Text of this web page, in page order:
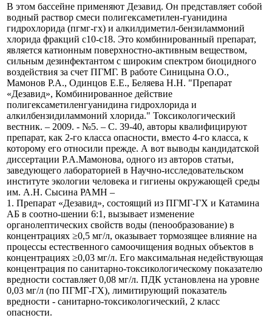
В этом бассейне применяют Дезавид. Он представляет собой
водный раствор смеси полигексаметилен-гуанидина
гидрохлорида (пгмг-гх) и алкилдиметил-бензиламмоний
хлорида фракций с10-с18. Это комбинированный препарат,
является катионным поверхностно-активным веществом,
сильным дезинфектантом с широким спектром биоцидного
воздействия за счет ПГМГ. В работе Синицына О.О.,
Мамонов Р.А., Одинцов Е.Е., Беляева Н.Н. "Препарат
«Дезавид», Комбинированное действие
полигексаметиленгуанидина гидрохлорида и
алкилбензидиламмоний хлорида." Токсикологический
вестник. – 2009. - №5. – С. 39-40, авторы квалифицируют
препарат, как 2-го класса опасности, вместо 4-го класса, к
которому его относили прежде. А вот выводы кандидатской
диссертации Р.А.Мамонова, одного из авторов статьи,
заведующего лабораторией в Научно-исследовательском
институте экологии человека и гигиены окружающей среды
им. А.Н. Сысина РАМН –
1. Препарат «Дезавид», состоящий из ПГМГ-ГХ и Катамина
АБ в соотно-шении 6:1, вызывает изменение
органолептических свойств воды (пенообразование) в
концентрациях ≥0,5 мг/л, оказывает тормозящее влияние на
процессы естественного самоочищения водных объектов в
концентрациях ≥0,03 мг/л. Его максимальная недействующая
концентрация по санитарно-токсикологическому показателю
вредности составляет 0,08 мг/л. ПДК установлена на уровне
0,03 мг/л (по ПГМГ-ГХ), лимитирующий показатель
вредности - санитарно-токсикологический, 2 класс
опасности.